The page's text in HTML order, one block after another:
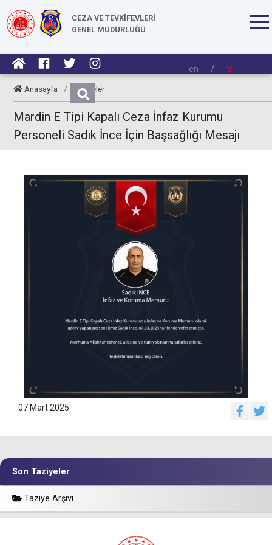
CEZA VE TEVKİFEVLERİ
GENEL MÜDÜRLÜĞÜ
en / tr
Anasayfa / Taziyeler
Mardin E Tipi Kapalı Ceza İnfaz Kurumu
Personeli Sadık İnce İçin Başsağlığı Mesajı
07 Mart 2025
Son Taziyeler
Taziye Arşivi